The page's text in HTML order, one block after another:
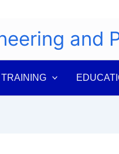
and
TRAINING